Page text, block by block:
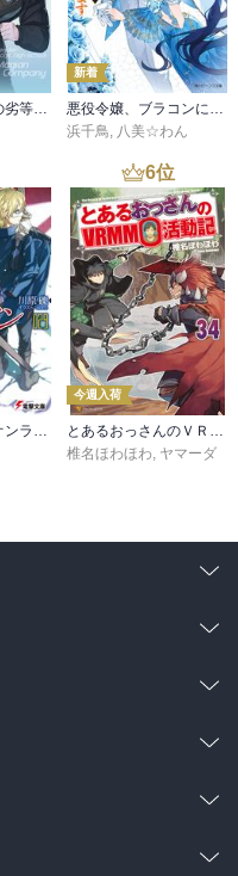
続・魔法科高校の劣等生 メイジアン・カンパニー(11)
新着
悪役令嬢、ブラコンにジョブチェンジします９【電子特典付き】
浜千鳥, 八美☆わん
6位
今週入荷
椎名ほわほわ ヤマーダ